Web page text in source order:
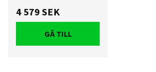
4 579 SEK
GÅ TILL